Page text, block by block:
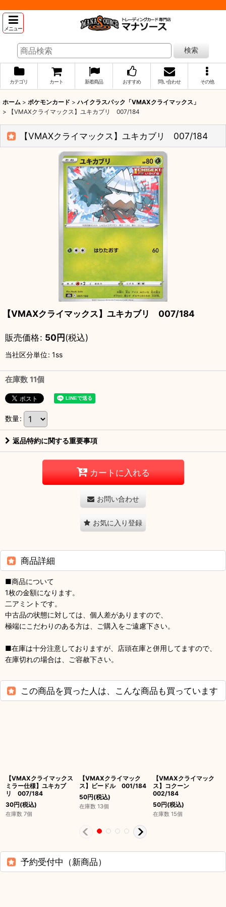
メニュー
検索
カテゴリ カート 新着商品 おすすめ 問い合わせ その他
ホーム > ポケモンカード > ハイクラスパック「VMAXクライマックス」
>
【VMAXクライマックス】ユキカブリ 007/184
【VMAXクライマックス】ユキカブリ 007/184
【VMAXクライマックス】ユキカブリ 007/184
販売価格: 50円(税込)
当社区分単位: 1ss
在庫数 11個
数量:
返品特約に関する重要事項
カートに入れる
お問い合わせ
お気に入り登録
商品詳細
■商品について
1枚の金額になります。
二アミントです。
中古品の状態に対しては、個人差がありますので、
極端にこだわりのある方は、ご購入をご遠慮下さい。
■在庫は十分注意しておりますが、店頭在庫と併用してますので、
在庫切れの場合は、ご容赦下さい。
この商品を買った人は、こんな商品も買っています
【VMAXクライマックス
ミラー仕様】ユキカブ
リ 007/184
30円(税込)
在庫数 7個
【VMAXクライマック
ス】ビードル 001/184
50円(税込)
在庫数 13個
【VMAXクライマック
ス】コクーン
002/184
50円(税込)
在庫数 15個
予約受付中（新商品）